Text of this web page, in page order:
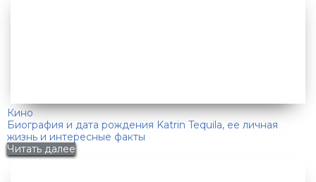
Кино
Биография и дата рождения Katrin Tequila, ее личная
жизнь и интересные факты
Читать далее